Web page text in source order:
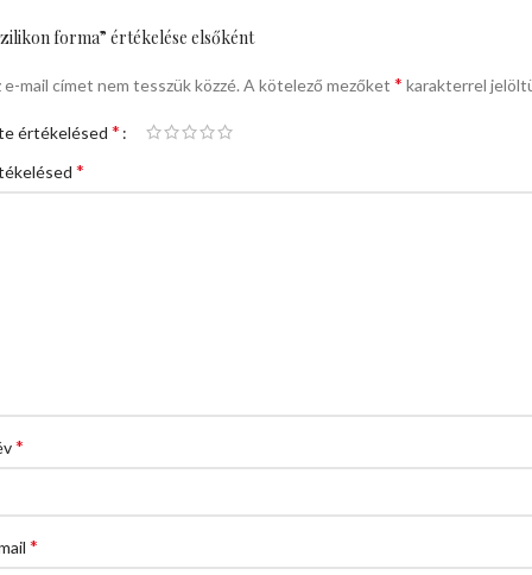
forma” értékelése elsőként
e-mail címet nem tesszük közzé. A kötelező mezőket * karakterrel
értékelésed *
*
*
*